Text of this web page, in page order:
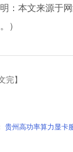
明：本文来源于
）
完】
贵州高功率算力显卡